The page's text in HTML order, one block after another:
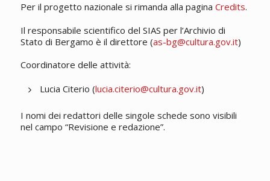
Per il progetto nazionale si rimanda alla pagina Credits.
Il responsabile scientifico del SIAS per l’Archivio di
Stato di Bergamo è il direttore (as-bg@cultura.gov.it)
Coordinatore delle attività:
Lucia Citerio (lucia.citerio@cultura.gov.it)
I nomi dei redattori delle singole schede sono visibili
nel campo “Revisione e redazione”.